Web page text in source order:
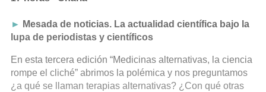
► Mesada de noticias. La actualidad científica bajo la
lupa de periodistas y científicos
En esta tercera edición “Medicinas alternativas, la ciencia
rompe el cliché” abrimos la polémica y nos preguntamos
¿a qué se llaman terapias alternativas? ¿Con qué otras